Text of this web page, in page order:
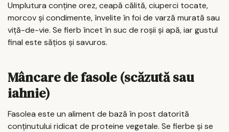
Umplutura conține orez, ceapă călită, ciuperci tocate,
morcov și condimente, învelite în foi de varză murată sau
viță-de-vie. Se fierb încet în suc de roșii și apă, iar gustul
final este sățios și savuros.
Mâncare de fasole (scăzută sau
iahnie)
Fasolea este un aliment de bază în post datorită
conținutului ridicat de proteine vegetale. Se fierbe și se